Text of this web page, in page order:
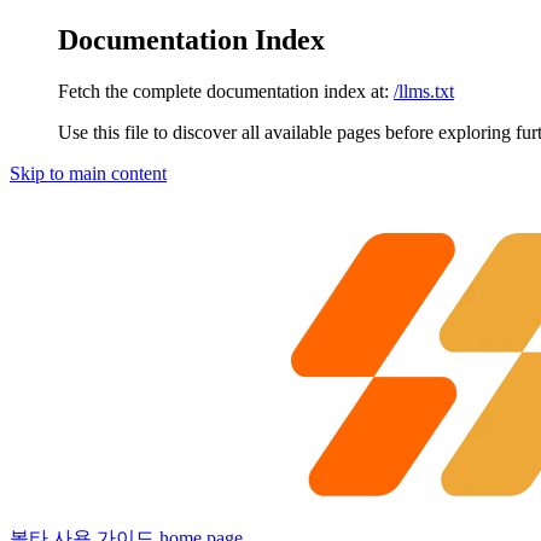
Documentation Index
Fetch the complete documentation index at: /llms.txt
Use this file to discover all available pages before exploring
Skip to main content